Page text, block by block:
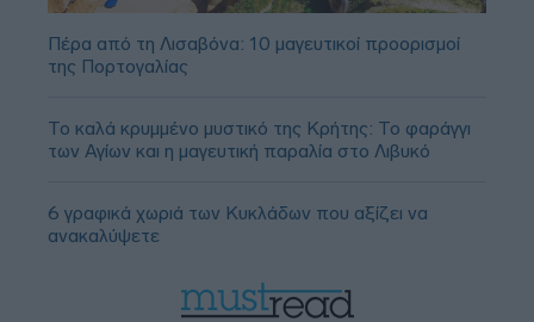
Πέρα από τη Λισαβόνα: 10 μαγευτικοί προορισμοί
της Πορτογαλίας
Το καλά κρυμμένο μυστικό της Κρήτης: Το φαράγγι
των Αγίων και η μαγευτική παραλία στο Λιβυκό
6 γραφικά χωριά των Κυκλάδων που αξίζει να
ανακαλύψετε